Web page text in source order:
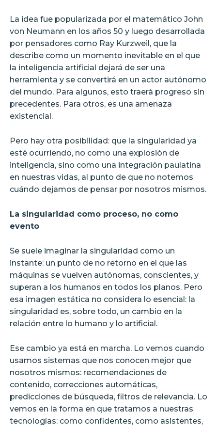
La idea fue popularizada por el matemático John
von Neumann en los años 50 y luego desarrollada
por pensadores como Ray Kurzweil, que la
describe como un momento inevitable en el que
la inteligencia artificial dejará de ser una
herramienta y se convertirá en un actor autónomo
del mundo. Para algunos, esto traerá progreso sin
precedentes. Para otros, es una amenaza
existencial.
Pero hay otra posibilidad: que la singularidad ya
esté ocurriendo, no como una explosión de
inteligencia, sino como una integración paulatina
en nuestras vidas, al punto de que no notemos
cuándo dejamos de pensar por nosotros mismos.
La singularidad como proceso, no como
evento
Se suele imaginar la singularidad como un
instante: un punto de no retorno en el que las
máquinas se vuelven autónomas, conscientes, y
superan a los humanos en todos los planos. Pero
esa imagen estática no considera lo esencial: la
singularidad es, sobre todo, un cambio en la
relación entre lo humano y lo artificial.
Ese cambio ya está en marcha. Lo vemos cuando
usamos sistemas que nos conocen mejor que
nosotros mismos: recomendaciones de
contenido, correcciones automáticas,
predicciones de búsqueda, filtros de relevancia. Lo
vemos en la forma en que tratamos a nuestras
tecnologías: como confidentes, como asistentes,